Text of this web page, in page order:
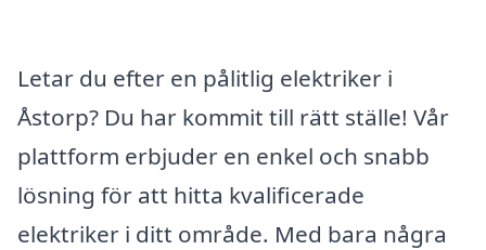
Letar du efter en pålitlig elektriker i
Åstorp? Du har kommit till rätt ställe! Vår
plattform erbjuder en enkel och snabb
lösning för att hitta kvalificerade
elektriker i ditt område. Med bara några